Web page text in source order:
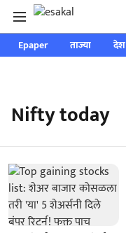
Epaper ताज्या देश
Nifty today